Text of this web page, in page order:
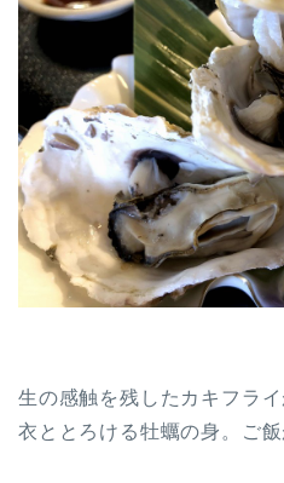
生の感触を残したカキフラ
衣ととろける牡蠣の身。ご飯